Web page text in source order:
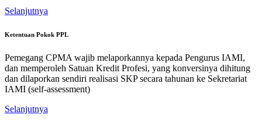
Selanjutnya
Ketentuan Pokok PPL
Pemegang CPMA wajib melaporkannya kepada Pengurus IAMI,
dan memperoleh Satuan Kredit Profesi, yang konversinya dihitung
dan dilaporkan sendiri realisasi SKP secara tahunan ke Sekretariat
IAMI (self-assessment)
Selanjutnya